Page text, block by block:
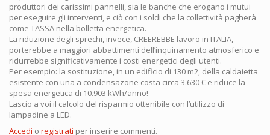
produttori dei carissimi pannelli, sia le banche che erogano i mutui
per eseguire gli interventi, e ciò con i soldi che la collettività pagherà
come TASSA nella bolletta energetica.
La riduzione degli sprechi, invece, CREEREBBE lavoro in ITALIA,
porterebbe a maggiori abbattimenti dell’inquinamento atmosferico e
ridurrebbe significativamente i costi energetici degli utenti.
Per esempio: la sostituzione, in un edificio di 130 m2, della caldaietta
esistente con una a condensazone costa circa 3.630 € e riduce la
spesa energetica di 10.903 kWh/anno!
Lascio a voi il calcolo del risparmio ottenibile con l’utilizzo di
lampadine a LED.
Accedi o registrati per inserire commenti.